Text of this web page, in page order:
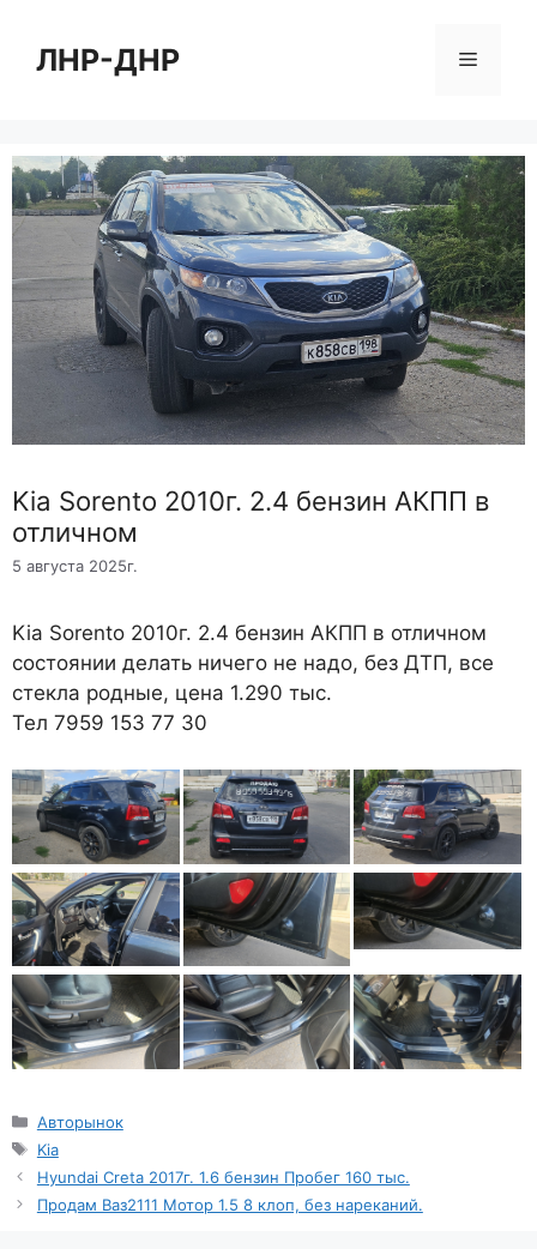
содержимому
ЛНР-ДНР Меню
Kia Sorento 2010г. 2.4 бензин АКПП в
отличном
5 августа 2025г.
Kia Sorento 2010г. 2.4 бензин АКПП в отличном
состоянии делать ничего не надо, без ДТП, все
стекла родные, цена 1.290 тыс.
Тел 7959 153 77 30
Рубрики
Авторынок
Метки
Kia
Hyundai Creta 2017г. 1.6 бензин Пробег 160 тыс.
Продам Ваз2111 Мотор 1.5 8 клоп, без нареканий.